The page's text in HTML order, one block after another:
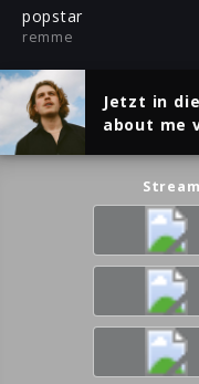
popstar
remme
Jetzt in
about me